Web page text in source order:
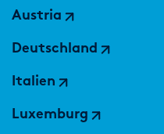
Austria
Deutschland
Italien
Luxemburg